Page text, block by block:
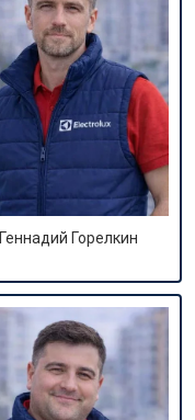
Геннадий Горелкин